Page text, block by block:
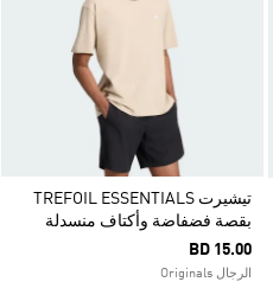
تيشيرت TREFOIL ESSENTIALS
بقصة فضفاضة وأكتاف منسدلة
BD 15.00
الرجال Originals